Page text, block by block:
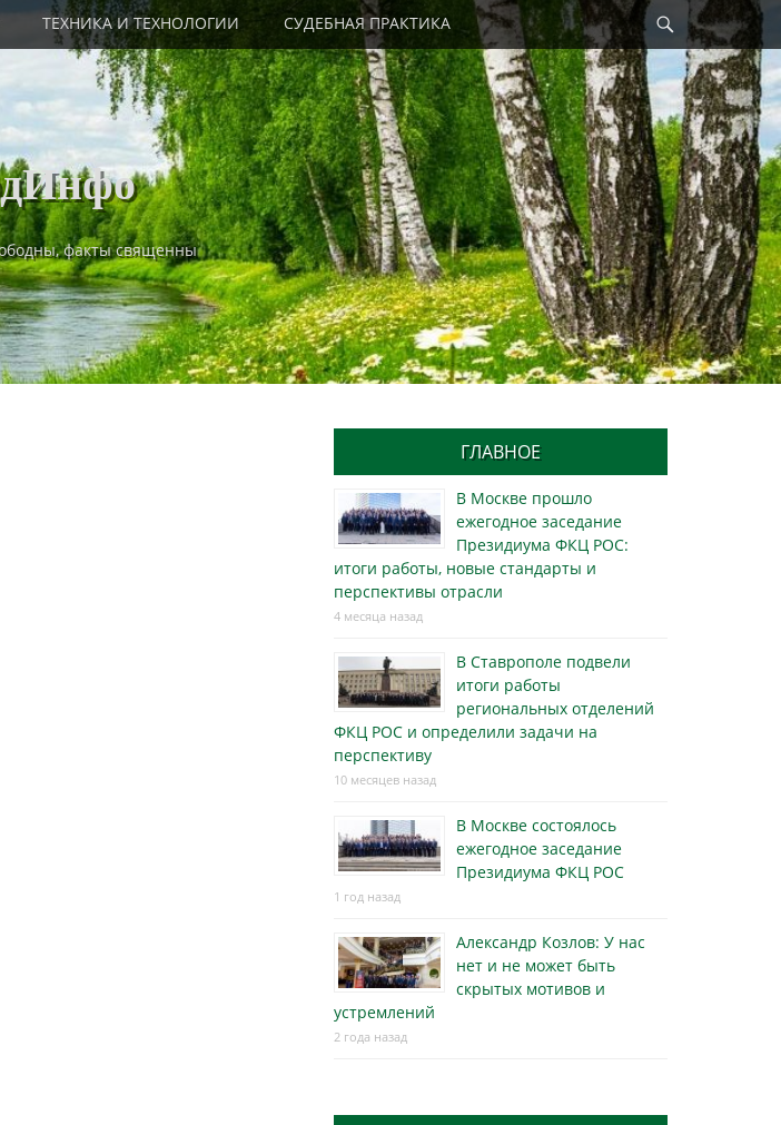
ТЕХНИКА И ТЕХНОЛОГИИ СУДЕБНАЯ ПРАКТИКА
Найти
факты священны
ГЛАВНОЕ
В Москве прошло
ежегодное заседание
Президиума ФКЦ РОС:
итоги работы, новые стандарты и
перспективы отрасли
4 месяца назад
В Ставрополе подвели
итоги работы
региональных отделений
ФКЦ РОС и определили задачи на
перспективу
10 месяцев назад
В Москве состоялось
ежегодное заседание
Президиума ФКЦ РОС
1 год назад
Александр Козлов: У нас
нет и не может быть
скрытых мотивов и
устремлений
2 года назад